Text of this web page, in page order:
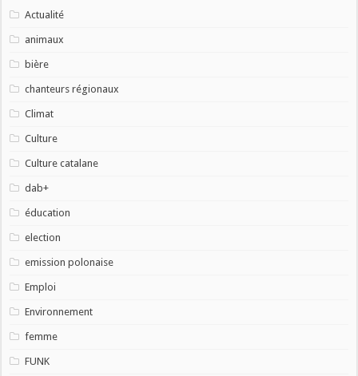
Actualité
animaux
bière
chanteurs régionaux
Climat
Culture
Culture catalane
dab+
éducation
election
emission polonaise
Emploi
Environnement
femme
FUNK